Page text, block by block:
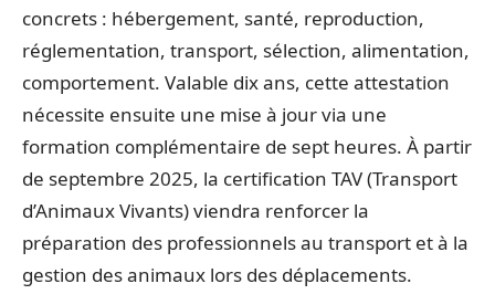
concrets : hébergement, santé, reproduction,
réglementation, transport, sélection, alimentation,
comportement. Valable dix ans, cette attestation
nécessite ensuite une mise à jour via une
formation complémentaire de sept heures. À partir
de septembre 2025, la certification TAV (Transport
d’Animaux Vivants) viendra renforcer la
préparation des professionnels au transport et à la
gestion des animaux lors des déplacements.